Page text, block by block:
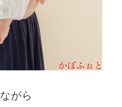
がら